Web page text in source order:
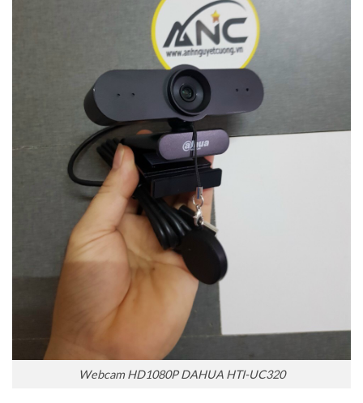
Webcam HD1080P DAHUA HTI-UC320